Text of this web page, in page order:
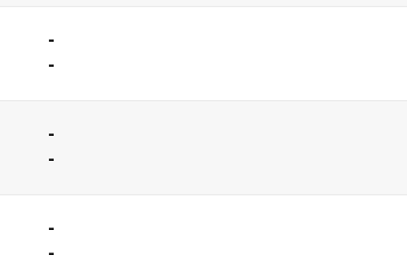
-
-
-
-
-
-